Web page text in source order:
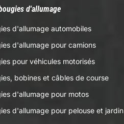
d'allumage
d'allumage automobiles
d'allumage pour camions
pour véhicules motorisés
bobines et câbles de course
d'allumage pour motos
d'allumage pour pelouse et jardin